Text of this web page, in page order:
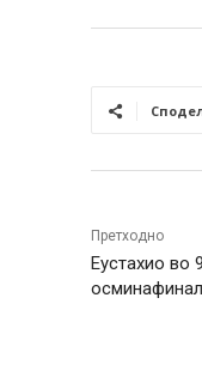
Претходно
Еустахио во